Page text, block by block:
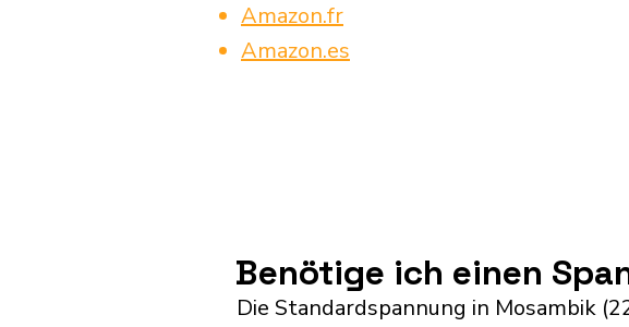
Amazon.fr
Amazon.es
Benötige ich einen
Die Standardspannung in Mosambik